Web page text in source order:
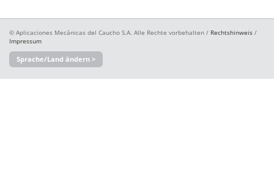
© Aplicaciones Mecánicas del Caucho S.A. Alle Rechte vorbehalten / Rechtshinweis /
Impressum
Sprache/Land ändern >